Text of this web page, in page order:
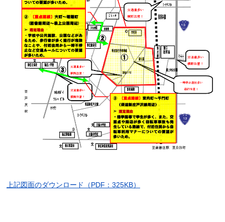
上記図面のダウンロード（PDF：325KB）